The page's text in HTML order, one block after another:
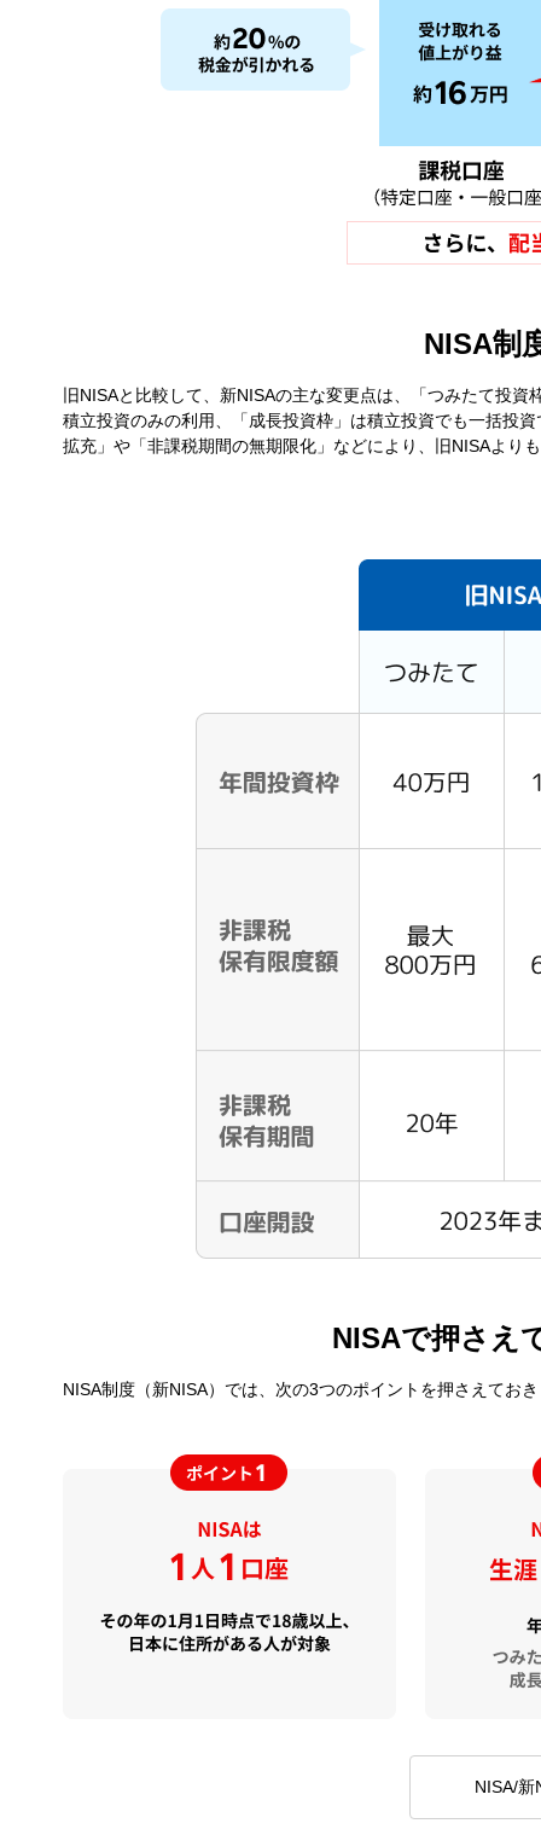
NISA制
旧NISAと比較して、新NISAの主な変更点は、「つみたて投
積立投資のみの利用、「成長投資枠」は積立投資でも一括投
拡充」や「非課税期間の無期限化」などにより、旧NISAより
NISAで押さえ
NISA制度（新NISA）では、次の3つのポイントを押さえてお
NISA/新